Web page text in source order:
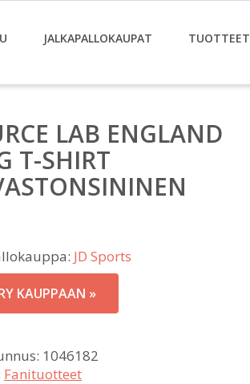
JALKAPALLOKAUPAT TUOTTEET
LAB ENGLAND
T-SHIRT
JD Sports
KAUPPAAN »
1046182
Fanituotteet